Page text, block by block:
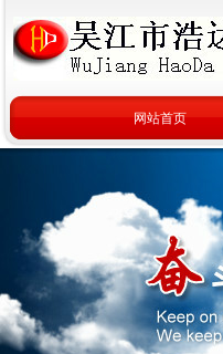
网站首页